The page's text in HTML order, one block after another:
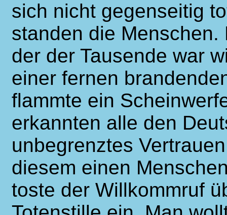
sich nicht gegenseitig
standen die
der der Tausende war
einer fernen
flammte ein
erkannten alle den
unbegrenztes
diesem einen
toste der Willkommruf